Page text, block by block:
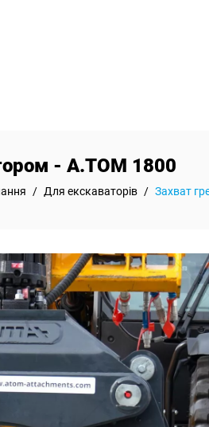
- А.ТОМ 1800
/ Для екскаваторів / Захват